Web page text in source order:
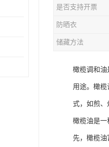
是否支持开票
防晒衣
储藏方法
橄榄调和油
用途。橄
式，如煎、
橄榄油是一
先，橄榄油